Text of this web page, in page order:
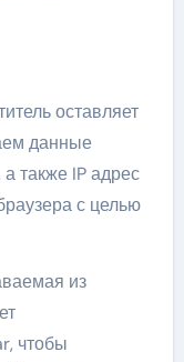
оставляет
данные
также IP адрес
с целью
из
чтобы